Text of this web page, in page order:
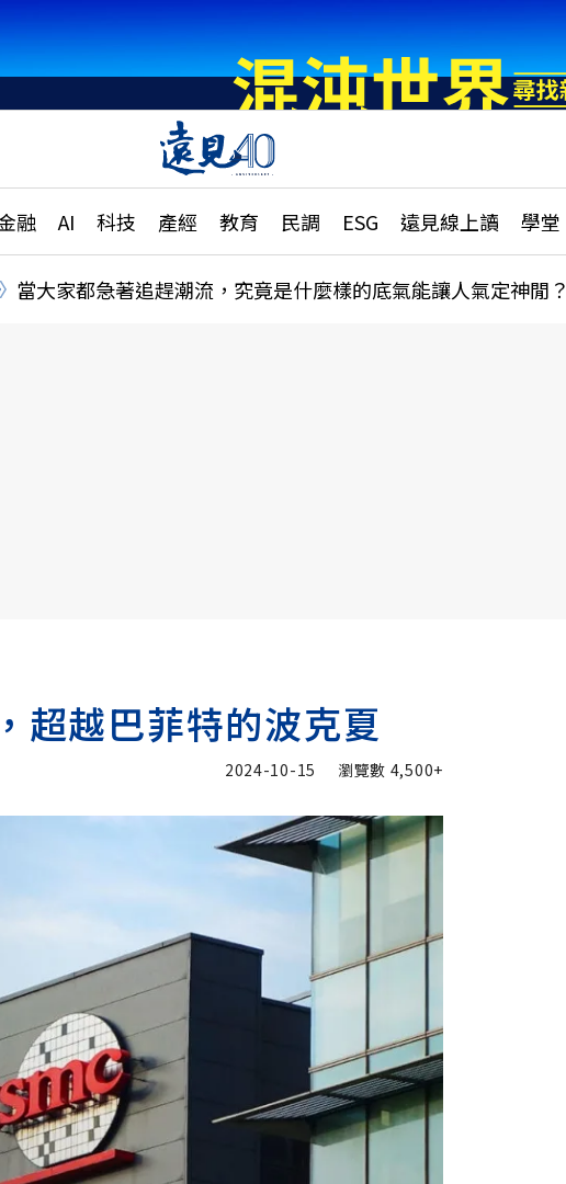
融 AI 科技 產經 教育 民調 ESG 遠見線上讀 學堂
國際
特輯
大學升學、職涯攻略
縣市施政調查全解析
民調
更多訂閱方案
當大家都急著追趕潮流，究竟是什麼樣的底氣能讓人氣定神閒？
超越巴菲特的波克夏
2024-10-15 瀏覽數 4,500+